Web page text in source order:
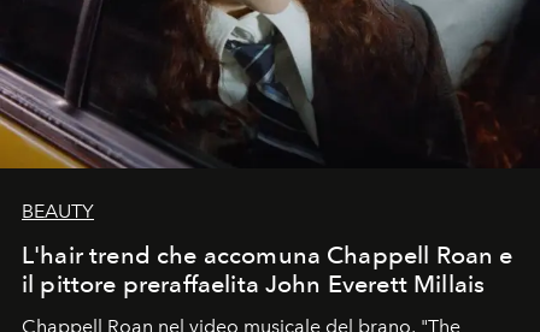
BEAUTY
L'hair trend che accomuna Chappell Roan e
il pittore preraffaelita John Everett Millais
Chappell Roan nel video musicale del brano, "The